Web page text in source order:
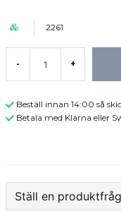
2261
- +
Beställ innan 14:00 så
Betala med Klarna eller
Ställ en